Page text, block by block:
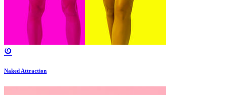
Naked Attraction